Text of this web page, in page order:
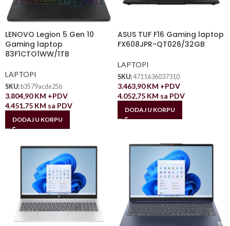
LENOVO Legion 5 Gen 10
Gaming laptop
83F1CTO1WW/1TB
LAPTOPI
SKU: b3579acde25b
3.804,90KM +PDV
4.451,75 KM sa PDV
DODAJ U KORPU
ASUS TUF F16 Gaming laptop
FX608JPR-QT026/32GB
LAPTOPI
SKU:4711636037310
3.463,90KM +PDV
4.052,75 KM sa PDV
DODAJ U KORPU